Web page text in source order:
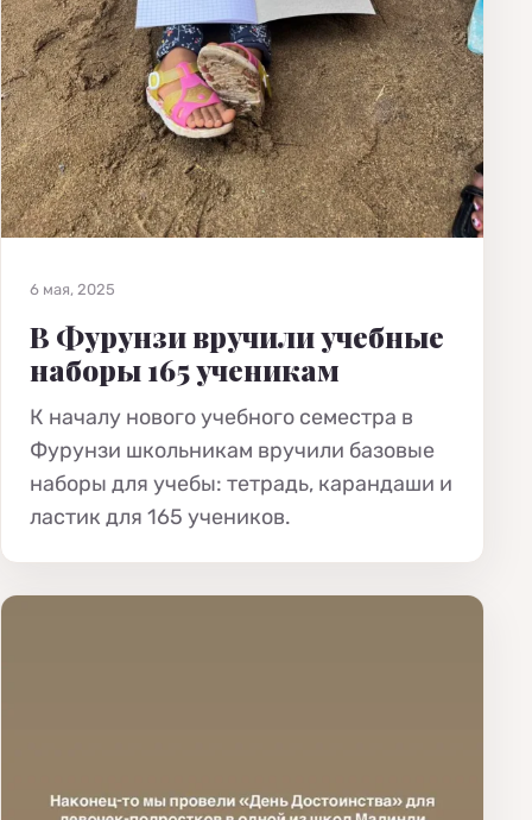
6 мая, 2025
В Фурунзи вручили учебные
наборы 165 ученикам
К началу нового учебного семестра в
Фурунзи школьникам вручили базовые
наборы для учебы: тетрадь, карандаши и
ластик для 165 учеников.